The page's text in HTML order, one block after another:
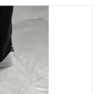
膜
膜